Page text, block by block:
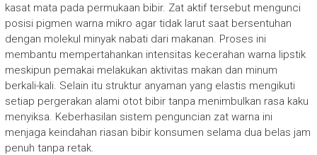
kasat mata pada permukaan bibir. Zat aktif tersebut mengunci
posisi pigmen warna mikro agar tidak larut saat bersentuhan
dengan molekul minyak nabati dari makanan. Proses ini
membantu mempertahankan intensitas kecerahan warna lipstik
meskipun pemakai melakukan aktivitas makan dan minum
berkali-kali. Selain itu struktur anyaman yang elastis mengikuti
setiap pergerakan alami otot bibir tanpa menimbulkan rasa kaku
menyiksa. Keberhasilan sistem penguncian zat warna ini
menjaga keindahan riasan bibir konsumen selama dua belas jam
penuh tanpa retak.